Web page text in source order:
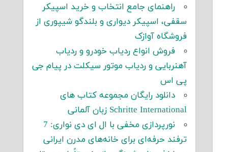
راهنمای جامع انتخاب و خرید اسپیکر
سقفی، اسپیکر دیواری و بلندگو شیپوری از
فروشگاه آوازک
فروش انواع ردیاب خودرو و ردیاب
آهنربایی و ردیاب موتور سیکلت در پیام جی
پی اس
دانلود رایگان مجموعه کتاب های
Schritte International زبان آلمانی
نورپردازی مخفی با ال ای دی نواری: 7
ترفند حرفه‌ای برای خانه‌های مدرن ایرانی